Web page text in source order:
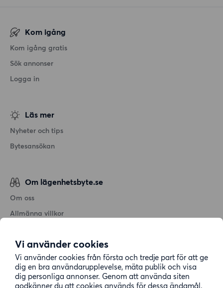
Vi använder cookies
Vi använder cookies från första och tredje part för att ge
dig en bra användarupplevelse, mäta publik och visa
dig personliga annonser. Genom att använda siten
godkänner du att cookies används för dessa ändamål.
Kom igång
Kom igång gratis
Sök annonser
Logga in
Läs mer
Nyheter och tips
Bytesansökan
Om lägenhetsbyte.se
Om oss
Allmänna villkor
Cookiepolicy
Sitemap